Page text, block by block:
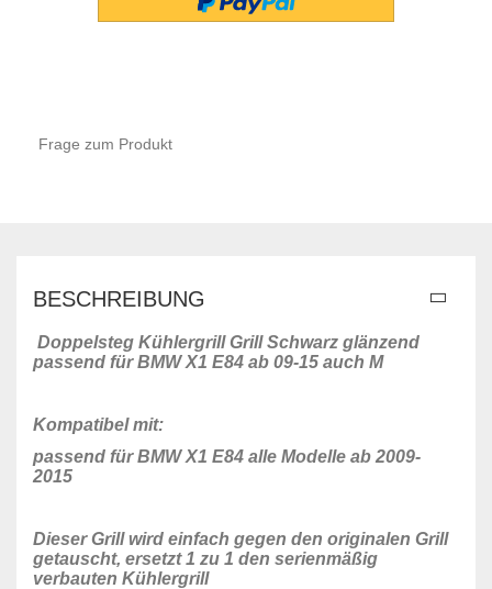
Frage zum Produkt
BESCHREIBUNG
Doppelsteg Kühlergrill Grill Schwarz glänzend
passend für BMW X1 E84 ab 09-15 auch M
Kompatibel mit:
passend für BMW X1 E84 alle Modelle ab 2009-
2015
Dieser Grill wird einfach gegen den originalen Grill
getauscht, ersetzt 1 zu 1 den serienmäßig
verbauten Kühlergrill